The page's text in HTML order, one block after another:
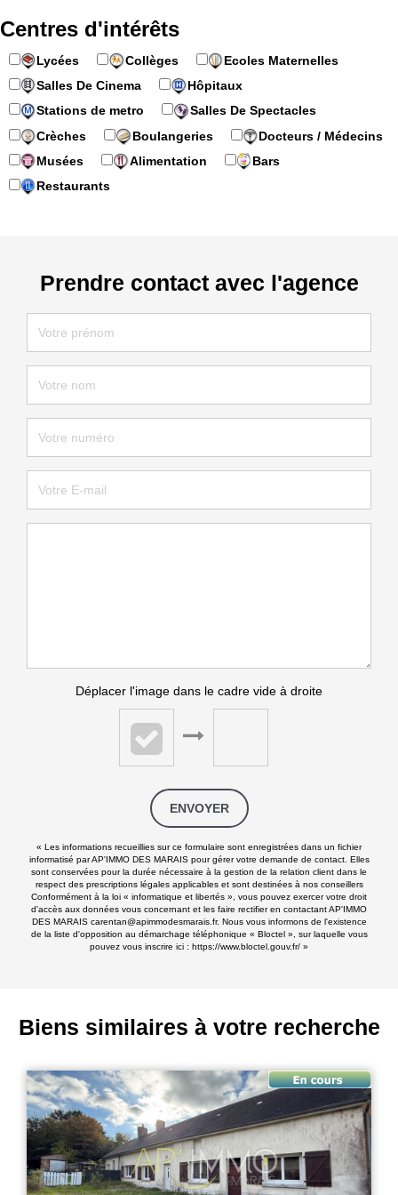
Centres d'intérêts
Lycées Collèges
Ecoles Maternelles
Salles De Cinema
Hôpitaux
Stations de metro
Salles De Spectacles
Crèches
Boulangeries
Docteurs / Médecins
Musées
Alimentation
Bars
Restaurants
Prendre contact avec l'agence
Déplacer l'image dans le cadre vide à droite
ENVOYER
« Les informations recueillies sur ce formulaire sont enregistrées dans un fichier
informatisé par AP'IMMO DES MARAIS pour gérer votre demande de contact. Elles
sont conservées pour la durée nécessaire à la gestion de la relation client dans le
respect des prescriptions légales applicables et sont destinées à nos conseillers
Conformément à la loi « informatique et libertés », vous pouvez exercer votre droit
d'accès aux données vous concernant et les faire rectifier en contactant AP'IMMO
DES MARAIS carentan@apimmodesmarais.fr. Nous vous informons de l'existence
de la liste d'opposition au démarchage téléphonique « Bloctel », sur laquelle vous
pouvez vous inscrire ici : https://www.bloctel.gouv.fr/ »
Biens similaires à votre recherche